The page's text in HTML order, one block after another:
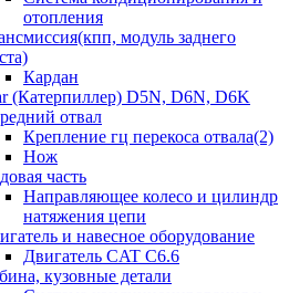
отопления
модуль заднего
Кардан
(Катерпиллер) D5N, D6N, D6K
отвал
Крепление гц перекоса отвала(2)
Нож
часть
Направляющее колесо и цилиндр
натяжения цепи
и навесное оборудование
Двигатель CAT C6.6
кузовные детали